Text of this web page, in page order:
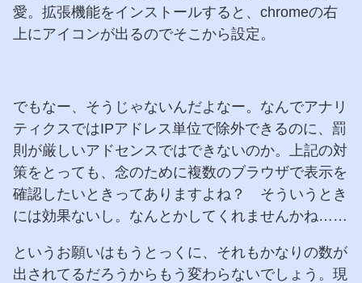
愛。拡張機能をインストールすると、chromeの右
上にアイコンが出るのでそこから設定。
でもなー、そうじゃないんだよなー。なんでアナリ
ティクスではIPアドレス単位で除外できるのに、罰
則が厳しいアドセンスではできないのか。上記の対
策をとっても、念のために複数のブラウザで表示を
確認したいときってありますよね？ そういうとき
には効果ないし。なんとかしてくれませんかね……
というお願いはもうとっくに、それもかなりの数が
出されてるだろうからもう変わらないでしょう。現